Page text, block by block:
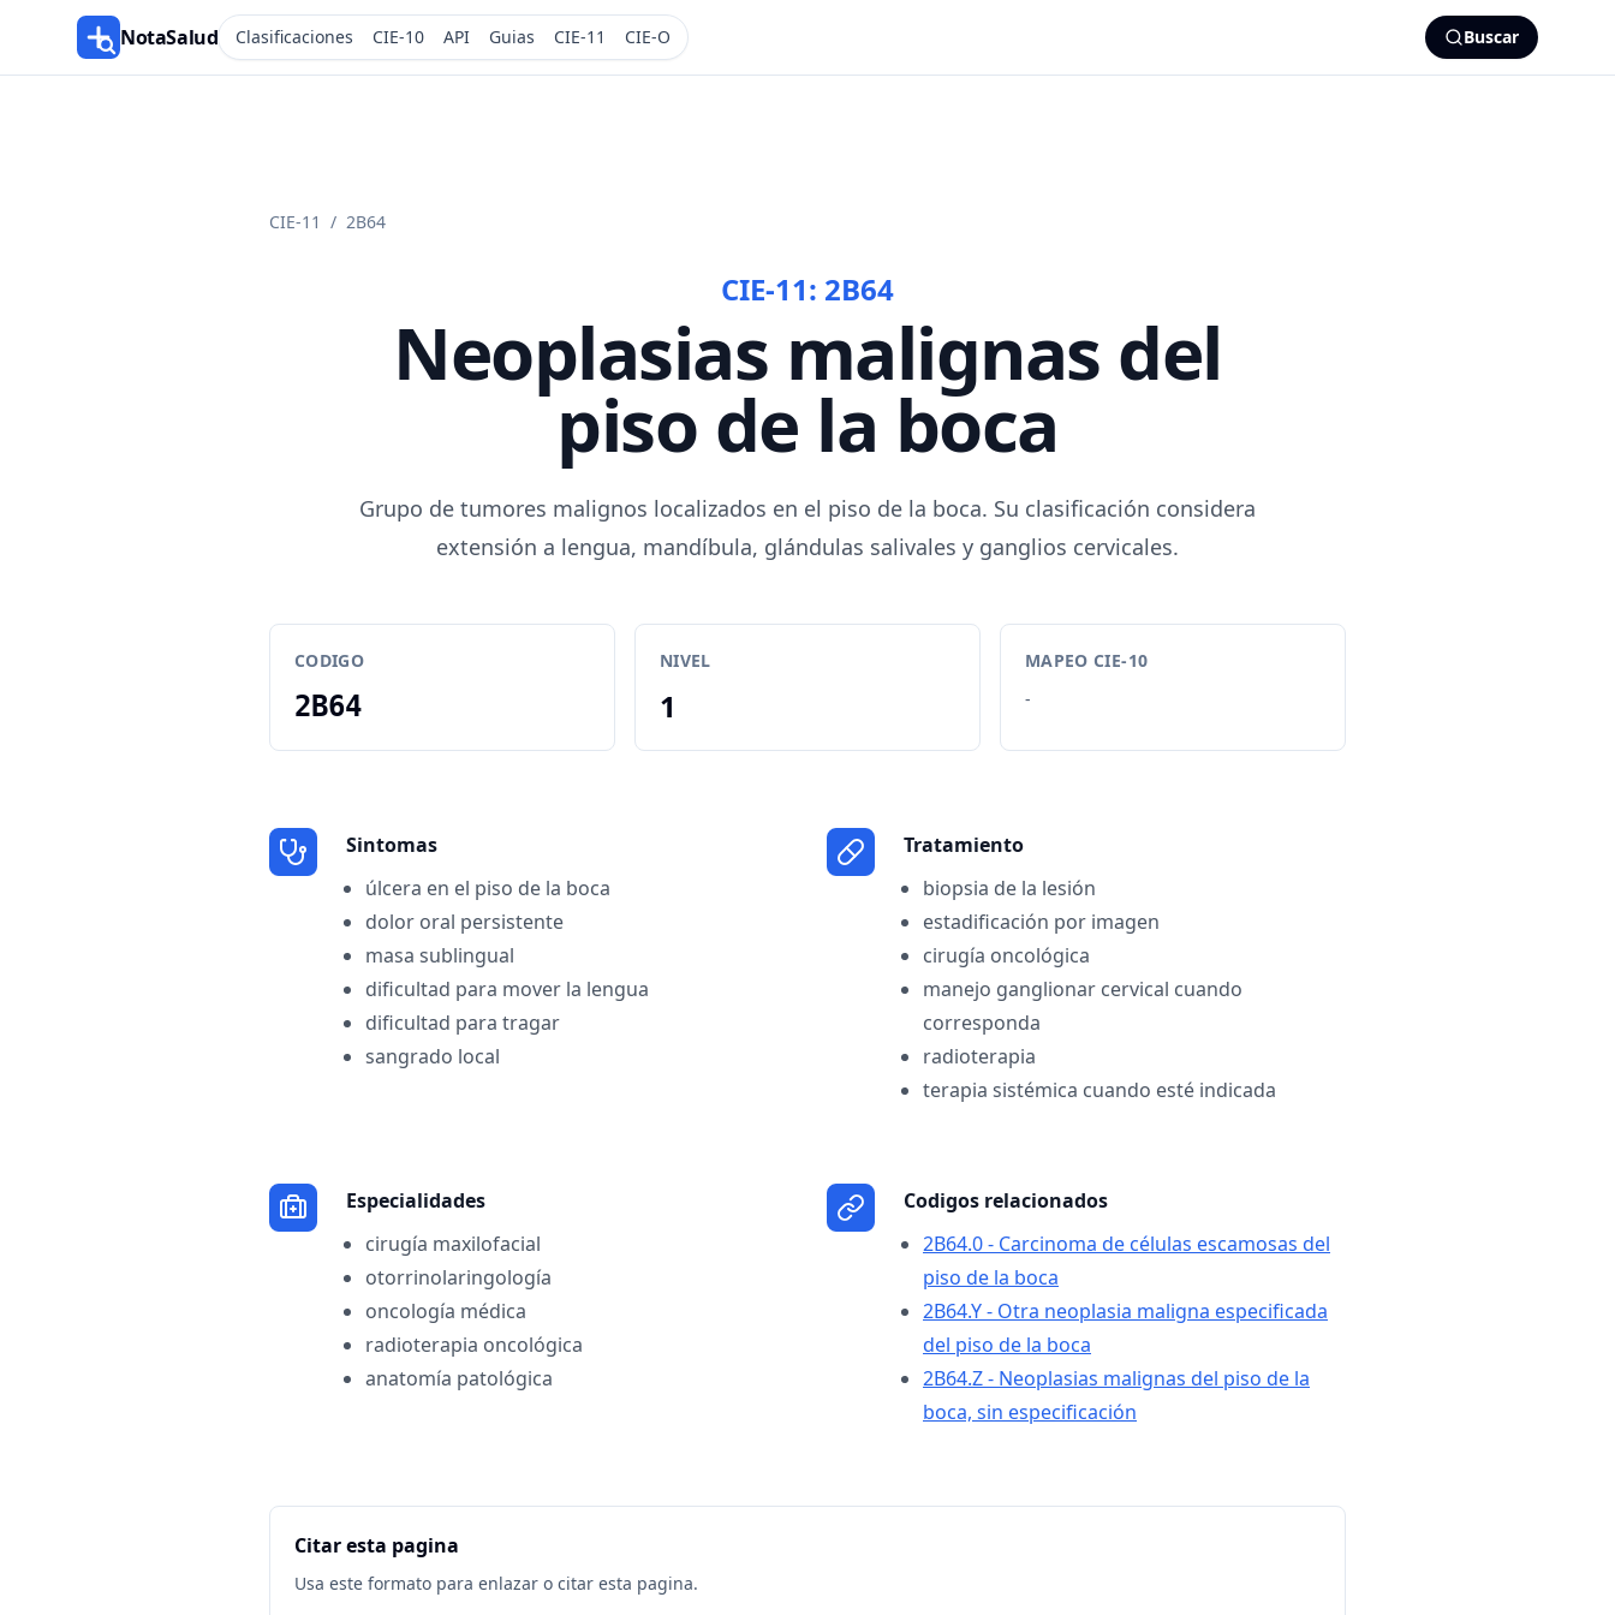
NotaSalud Clasificaciones CIE-10 API Guias CIE-11 CIE-O Buscar
CIE-11 / 2B64
CIE-11: 2B64
Neoplasias malignas del
piso de la boca
Grupo de tumores malignos localizados en el piso de la boca. Su clasificación considera
extensión a lengua, mandíbula, glándulas salivales y ganglios cervicales.
CODIGO
2B64
NIVEL
1
MAPEO CIE-10
-
Sintomas
úlcera en el piso de la boca
dolor oral persistente
masa sublingual
dificultad para mover la lengua
dificultad para tragar
sangrado local
Tratamiento
biopsia de la lesión
estadificación por imagen
cirugía oncológica
manejo ganglionar cervical cuando
corresponda
radioterapia
terapia sistémica cuando esté indicada
Especialidades
cirugía maxilofacial
otorrinolaringología
oncología médica
radioterapia oncológica
anatomía patológica
Codigos relacionados
2B64.0 - Carcinoma de células escamosas del
piso de la boca
2B64.Y - Otra neoplasia maligna especificada
del piso de la boca
2B64.Z - Neoplasias malignas del piso de la
boca, sin especificación
Citar esta pagina
Usa este formato para enlazar o citar esta pagina.